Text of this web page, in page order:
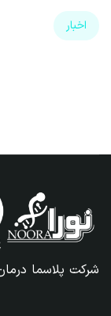
اخبار
شرکت پلاسما